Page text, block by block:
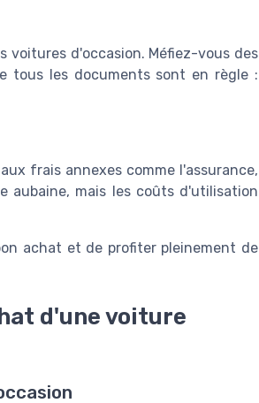
voitures d'occasion. Méfiez-vous des
tous les documents sont en règle :
frais annexes comme l'assurance,
aubaine, mais les coûts d'utilisation
achat et de profiter pleinement de
d'une voiture